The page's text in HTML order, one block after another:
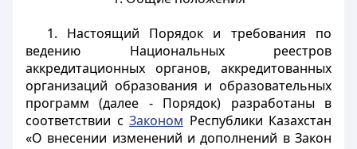
1. Настоящий Порядок и требования по
ведению Национальных реестров
аккредитационных органов, аккредитованных
организаций образования и образовательных
программ (далее - Порядок) разработаны в
соответствии с Законом Республики Казахстан
«О внесении изменений и дополнений в Закон